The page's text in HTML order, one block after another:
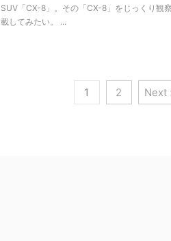
SUV「CX-8」。その「CX-8」をじっくり観
載してみたい。 ...
1 2 Next